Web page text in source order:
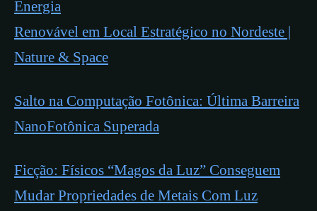
Energia
Renovável em Local Estratégico no Nordeste |
Nature & Space
Salto na Computação Fotônica: Última Barreira
NanoFotônica Superada
Ficção: Físicos “Magos da Luz” Conseguem
Mudar Propriedades de Metais Com Luz